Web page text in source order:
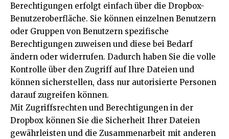
Berechtigungen erfolgt einfach über die Dropbox-
Benutzeroberfläche. Sie können einzelnen Benutzern
oder Gruppen von Benutzern spezifische
Berechtigungen zuweisen und diese bei Bedarf
ändern oder widerrufen. Dadurch haben Sie die volle
Kontrolle über den Zugriff auf Ihre Dateien und
können sicherstellen, dass nur autorisierte Personen
darauf zugreifen können.
Mit Zugriffsrechten und Berechtigungen in der
Dropbox können Sie die Sicherheit Ihrer Dateien
gewährleisten und die Zusammenarbeit mit anderen